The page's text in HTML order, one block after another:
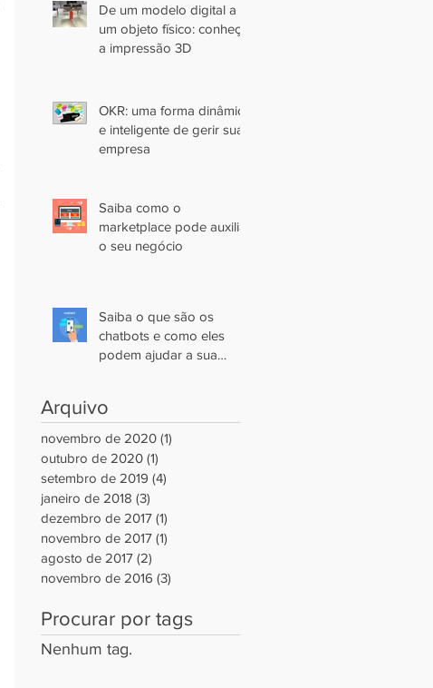
De um modelo digital a
um objeto físico: conheça
a impressão 3D
OKR: uma forma dinâmica
e inteligente de gerir sua
empresa
Saiba como o
marketplace pode auxiliar
o seu negócio
Saiba o que são os
chatbots e como eles
podem ajudar a sua
Arquivo
novembro de 2020 (1)
outubro de 2020 (1)
setembro de 2019 (4)
janeiro de 2018 (3)
dezembro de 2017 (1)
novembro de 2017 (1)
agosto de 2017 (2)
novembro de 2016 (3)
Procurar por tags
Nenhum tag.